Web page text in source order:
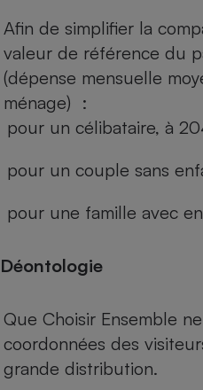
Afin de simplifier la
valeur de référence du
(dépense mensuelle
ménage) :
pour un célibataire, à
pour un couple sans
pour une famille avec
Déontologie
Que Choisir Ensemble
coordonnées des
grande distribution.